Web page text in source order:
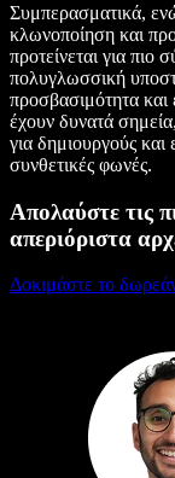
Συμπερασματικά,
κλωνοποίηση και
προτείνεται για πιο
πολυγλωσσική
προσβασιμότητα και
έχουν δυνατά
για δημιουργούς και
συνθετικές φωνές.
Απολαύστε τις
απεριόριστα
Δοκιμάστε το